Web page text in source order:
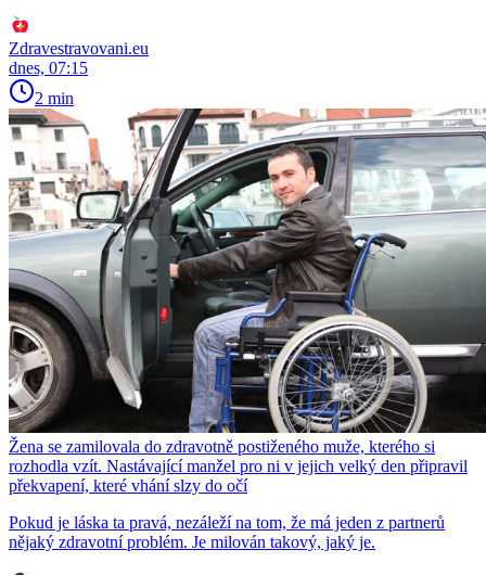
Zdravestravovani.eu
dnes, 07:15
2 min
Žena se zamilovala do zdravotně postiženého muže, kterého si
rozhodla vzít. Nastávající manžel pro ni v jejich velký den připravil
překvapení, které vhání slzy do očí
Pokud je láska ta pravá, nezáleží na tom, že má jeden z partnerů
nějaký zdravotní problém. Je milován takový, jaký je.